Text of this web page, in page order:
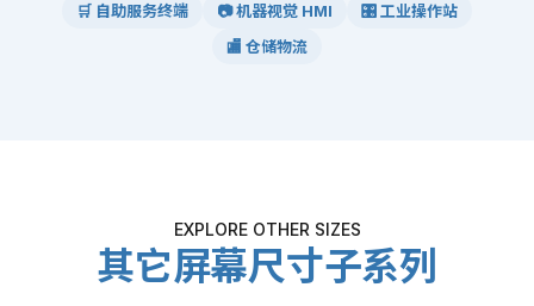
🛒 自助服务终端
📷 机器视觉 HMI
🎛 工业操作站
🏬 仓储物流
EXPLORE OTHER SIZES
其它屏幕尺寸子系列